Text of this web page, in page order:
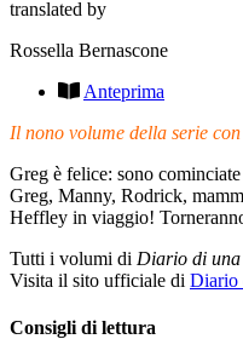
translated by
Rossella Bernascone
Anteprima
Il nono volume della serie
Greg è felice: sono
Greg, Manny, Rodrick,
Heffley in viaggio!
Tutti i volumi di Diario di una
Visita il sito ufficiale di Diario
Consigli di lettura